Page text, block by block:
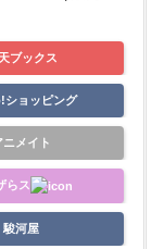
ブックス
ショッピング
ニメイト
らス
駿河屋